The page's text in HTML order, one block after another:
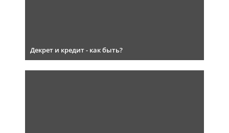
Декрет и кредит - как быть?